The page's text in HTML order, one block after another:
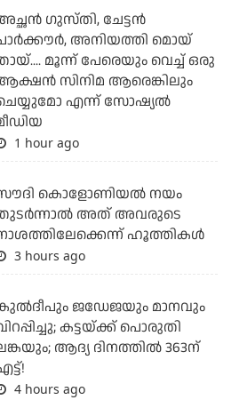
ഗുസ്തി, ചേട്ടന്‍
അനിയത്തി മൊയ്
മൂന്ന് പേരെയും വെച്ച് ഒരു
സിനിമ ആരെങ്കിലും
എന്ന് സോഷ്യല്‍
1 hour ago
കൊളോണിയല്‍ നയം
അത് അവരുടെ
ഹൂത്തികള്‍
3 hours ago
ജഡേജയും മാനവും
കട്ടയ്ക്ക് പൊരുതി
ആദ്യ ദിനത്തില്‍ 363ന്
4 hours ago